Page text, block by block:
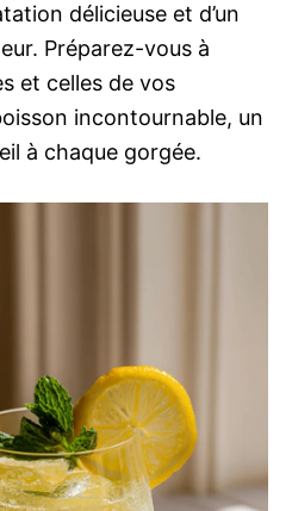
délicieuse et d’un
Préparez-vous à
et celles de vos
incontournable, un
à chaque gorgée.